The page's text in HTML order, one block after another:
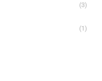
(3)
(1)